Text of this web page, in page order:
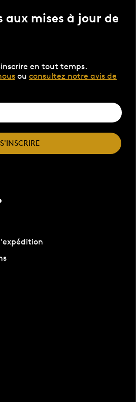
aux mises à jour de
en tout temps.
ou consultez notre avis de
S'INSCRIRE